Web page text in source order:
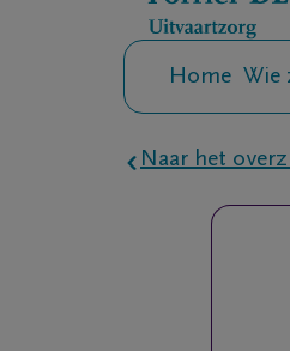
Home Wie
Naar het